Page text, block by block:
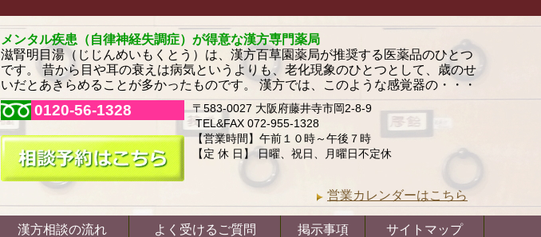
メンタル疾患（自律神経失調症）が得意な漢方専門薬局
滋腎明目湯（じじんめいもくとう）は、漢方百草園薬局が推奨する医薬品のひとつ
です。 昔から目や耳の衰えは病気というよりも、老化現象のひとつとして、歳のせ
いだとあきらめることが多かったものです。 漢方では、このような感覚器の・・・
0120-56-1328
〒583-0027 大阪府藤井寺市岡2-8-9
TEL&FAX 072-955-1328
【営業時間】午前１０時～午後７時
【定 休 日】 日曜、祝日、月曜日不定休
営業カレンダーはこちら
漢方相談の流れ よく受けるご質問 掲示事項 サイトマップ